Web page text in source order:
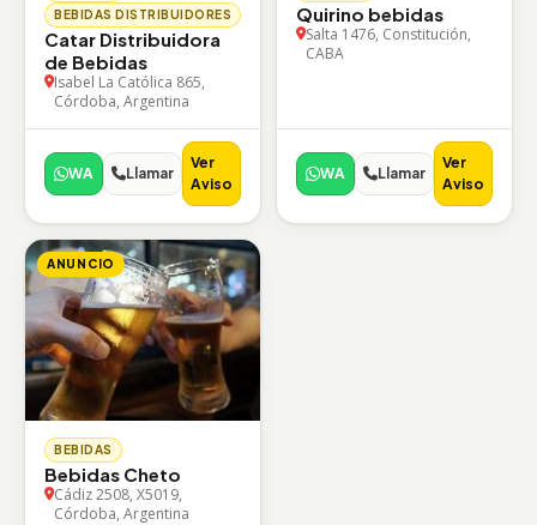
BEBIDAS DISTRIBUIDORES
Catar Distribuidora
de Bebidas
Isabel La Católica 865,
Córdoba, Argentina
WA Llamar
Ver
Aviso
Quirino bebidas
Salta 1476, Constitución,
CABA
WA Llamar
Ver
Aviso
ANUNCIO
BEBIDAS
Bebidas Cheto
Cádiz 2508, X5019,
Córdoba, Argentina